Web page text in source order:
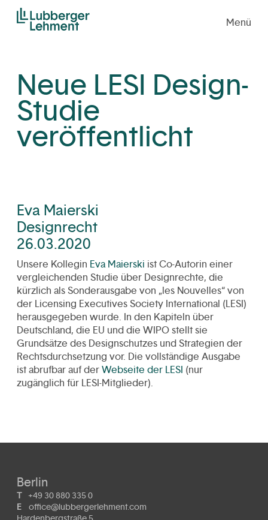
Menü
Neue LESI Design-
Studie
veröffentlicht
Eva Maierski
Designrecht
26.03.2020
Unsere Kollegin Eva Maierski ist Co-Autorin einer
vergleichenden Studie über Designrechte, die
kürzlich als Sonderausgabe von „les Nouvelles“ von
der Licensing Executives Society International (LESI)
herausgegeben wurde. In den Kapiteln über
Deutschland, die EU und die WIPO stellt sie
Grundsätze des Designschutzes und Strategien der
Rechtsdurchsetzung vor. Die vollständige Ausgabe
ist abrufbar auf derWebseite der LESI (nur
zugänglich für LESI-Mitglieder).
Berlin
T +49 30 880 335 0
E
office@lubbergerlehment.com